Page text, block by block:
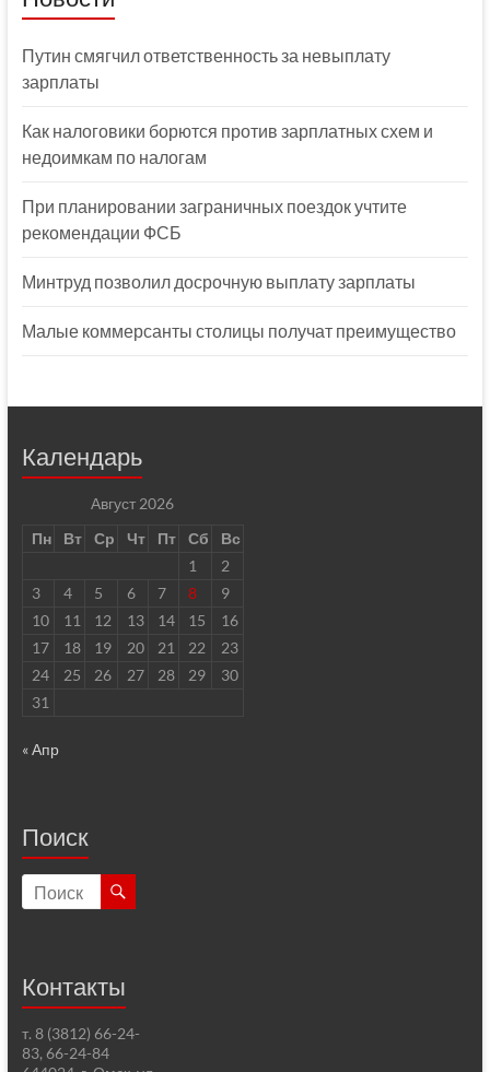
Путин смягчил ответственность за невыплату
зарплаты
Как налоговики борются против зарплатных схем и
недоимкам по налогам
При планировании заграничных поездок учтите
рекомендации ФСБ
Минтруд позволил досрочную выплату зарплаты
Малые коммерсанты столицы получат преимущество
Календарь
Август 2026
Пн
Вт Ср Чт Пт Сб
Вс
1
2
3
4 5 6 7 8
9
10
11 12 13 14 15
16
17
18 19 20 21 22
23
24
25 26 27 28 29
30
31
« Апр
Поиск
Контакты
т. 8 (3812) 66-24-
83, 66-24-84